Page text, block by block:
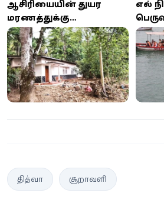
ஆசிரியையின் துயர
மரணத்துக்கு
காரணமான
சட்டவிரோதக் கல்
உடைப்பும் தித்வா
சூறாவளியும்!
எல்
தித்வா சூறாவளி